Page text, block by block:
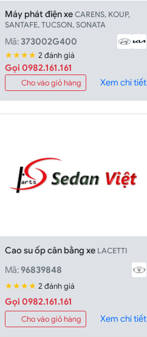
Máy phát điện xeCARENS, KOUP,
SANTAFE, TUCSON, SONATA
Mã: 373002G400
★★★★ 2 đánh giá
Gọi 0982.161.161
Cho vào giỏ hàng Xem chi tiết
Cao su ốp cân bằng xe LACETTI
Mã:96839848
★★★★ 2 đánh giá
Gọi 0982.161.161
Cho vào giỏ hàng Xem chi tiết